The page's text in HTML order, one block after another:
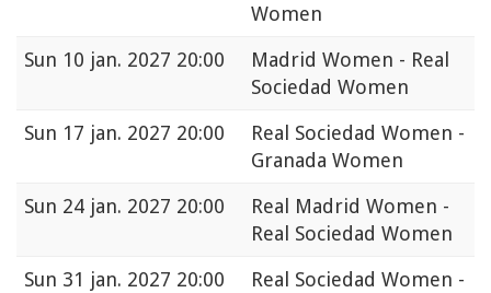
Women
Sun 10 jan. 2027 20:00
Madrid Women - Real
Sociedad Women
Sun 17 jan. 2027 20:00
Real Sociedad Women -
Granada Women
Sun 24 jan. 2027 20:00
Real Madrid Women -
Real Sociedad Women
Sun 31 jan. 2027 20:00
Real Sociedad Women -